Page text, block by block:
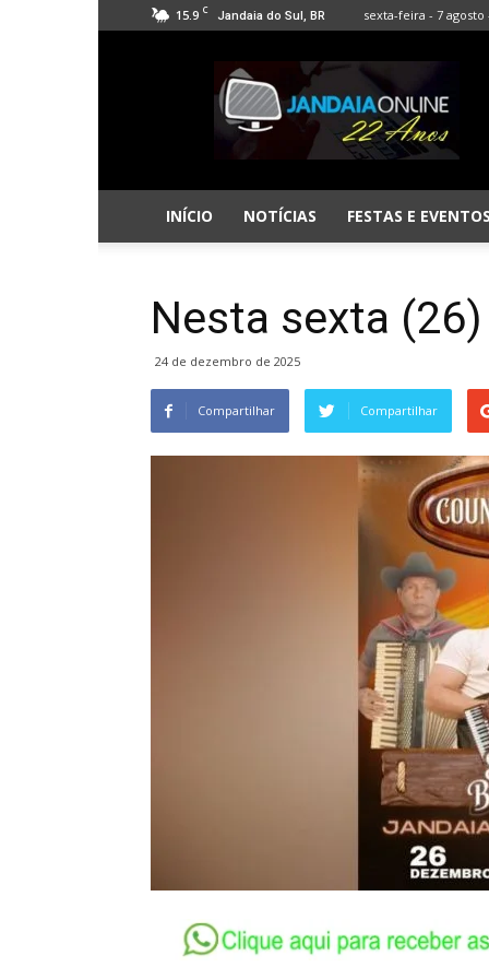
15.9 C Jandaia do Sul, BR sexta-feira - 7 agosto
Jandaia
Online
INÍCIO NOTÍCIAS FESTAS E EVENTOS
Nesta sexta
24 de dezembro de 2025
Compartilhar Compartilhar